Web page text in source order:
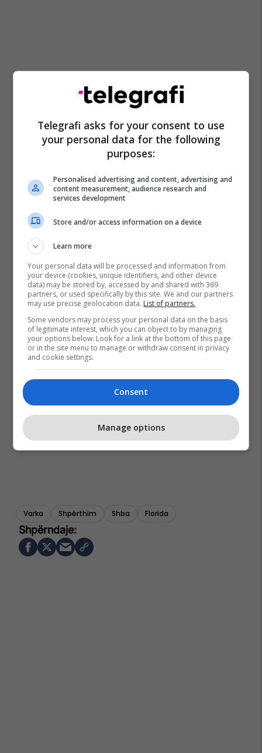
Varka Shpërthim Shba Florida
Telegrafi asks for your consent to use
your personal data for the following
purposes:
Personalised advertising and content, advertising and
content measurement, audience research and
services development
Store and/or access information on a device
Learn more
Your personal data will be processed and information from
your device (cookies, unique identifiers, and other device
data) may be stored by, accessed by and shared with 369
partners, or used specifically by this site. We and our partners
may use precise geolocation data. List of partners.
Some vendors may process your personal data on the basis
of legitimate interest, which you can object to by managing
your options below. Look for a link at the bottom of this page
or in the site menu to manage or withdraw consent in privacy
and cookie settings.
Consent
Manage options